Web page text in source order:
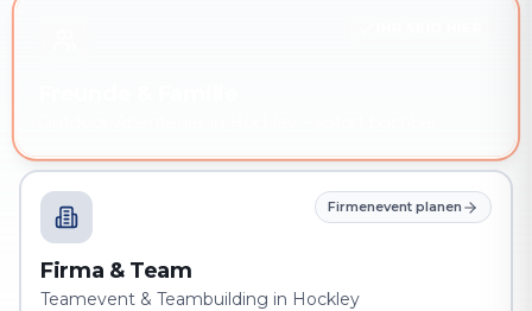
Firmenevent planen
Firma & Team
Teamevent & Teambuilding in Hockley